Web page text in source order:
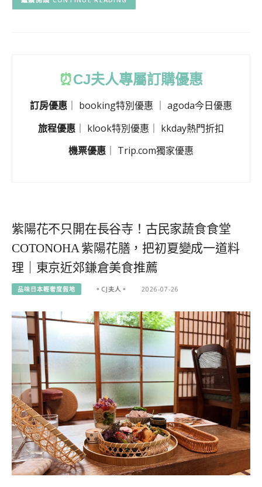
⏰CJ夫人專屬訂購優惠
訂房優惠 booking特別優惠
agoda今日優惠
旅程優惠 ｜ klook特別優惠 ｜ kkday熱門折扣
機票優惠
Trip.com獨家優惠
紫陽花不只開在長谷寺！古民家蔬食食堂
COTONOHA 紫陽花膳，把初夏變成一道料
理｜東京近郊鎌倉美食推薦
品味日本輕奢度假地 。CJ夫人。 2026-07-26